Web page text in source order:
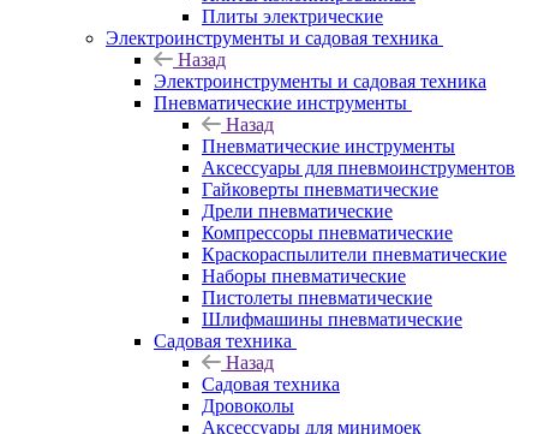
Плиты электрические
Электроинструменты и садовая техника
Назад
Электроинструменты и садовая техника
Пневматические инструменты
Назад
Пневматические инструменты
Аксессуары для пневмоинструментов
Гайковерты пневматические
Дрели пневматические
Компрессоры пневматические
Краскораспылители пневматические
Наборы пневматические
Пистолеты пневматические
Шлифмашины пневматические
Садовая техника
Назад
Садовая техника
Дровоколы
Аксессуары для минимоек